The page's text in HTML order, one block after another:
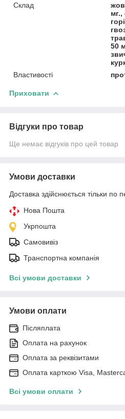
Склад
мг.,
50
Властивості
Приховати
Відгуки про товар
Ще немає відгуків про цей товар
Умови доставки
Доставка здійснюється тільки по
Нова Пошта
Укрпошта
Самовивіз
Транспортна компанія
Всі умови доставки
Умови оплати
Післяплата
Оплата на рахунок
Оплата за реквізитами
Оплата карткою Visa,
Всі умови оплати